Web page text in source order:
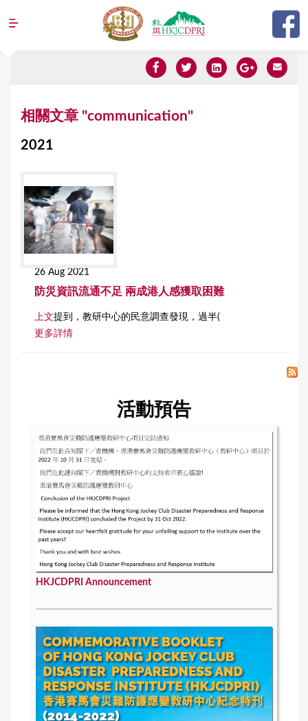
Jump to navigation
相關文章 "communication"
2021
26 Aug 2021
防災資訊流通不足 兩成港人感獲取困難
上文提到，教研中心的民意調查發現，過半(
更多詳情
活動預告
HKJCDPRI Announcement